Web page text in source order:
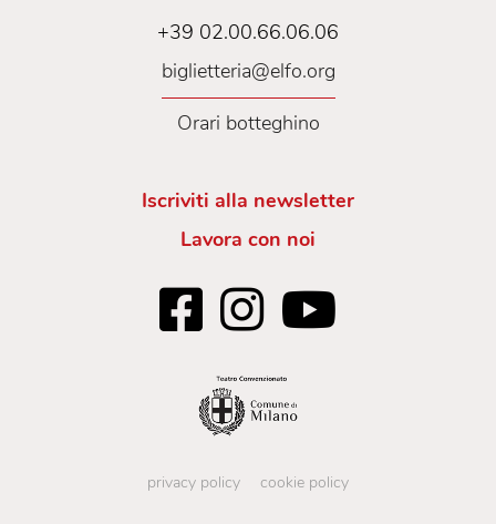
+39 02.00.66.06.06
biglietteria@elfo.org
Orari botteghino
Iscriviti alla newsletter
Lavora con noi
privacy policy cookie policy